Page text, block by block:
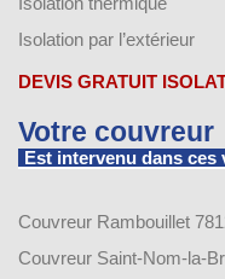
Isolation par l’extérieur
DEVIS GRATUIT
Votre couvreur
Est intervenu dans ces
Couvreur Rambouillet
Couvreur Saint-Nom-la-